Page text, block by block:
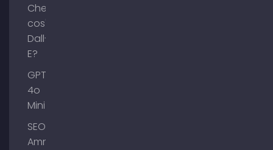
Che
cos'è
Dall-
E?
GPT-
4o
Mini
SEO
Ammersee